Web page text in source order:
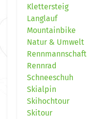
Klettersteig
Langlauf
Mountainbike
Natur & Umwelt
Rennmannschaft
Rennrad
Schneeschuh
Skialpin
Skihochtour
Skitour